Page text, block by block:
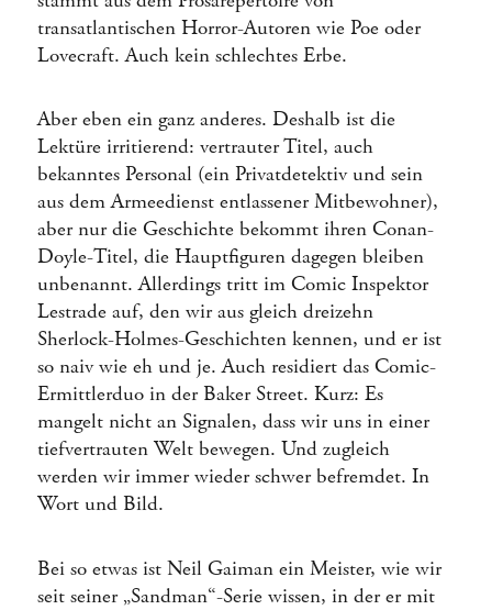
transatlantischen Horror-Autoren wie Poe oder
Lovecraft. Auch kein schlechtes Erbe.
Aber eben ein ganz anderes. Deshalb ist die
Lektüre irritierend: vertrauter Titel, auch
bekanntes Personal (ein Privatdetektiv und sein
aus dem Armeedienst entlassener Mitbewohner),
aber nur die Geschichte bekommt ihren Conan-
Doyle-Titel, die Hauptfiguren dagegen bleiben
unbenannt. Allerdings tritt im Comic Inspektor
Lestrade auf, den wir aus gleich dreizehn
Sherlock-Holmes-Geschichten kennen, und er ist
so naiv wie eh und je. Auch residiert das Comic-
Ermittlerduo in der Baker Street. Kurz: Es
mangelt nicht an Signalen, dass wir uns in einer
tiefvertrauten Welt bewegen. Und zugleich
werden wir immer wieder schwer befremdet. In
Wort und Bild.
Bei so etwas ist Neil Gaiman ein Meister, wie wir
seit seiner „Sandman“-Serie wissen, in der er mit